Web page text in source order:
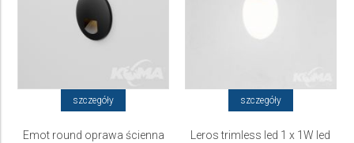
szczegóły
Emot round oprawa ścienna
szczegóły
Leros trimless led 1 x 1W led